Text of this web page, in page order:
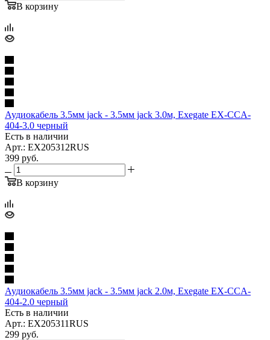
В корзину
Аудиокабель 3.5мм jack - 3.5мм jack 3.0м, Exegate EX-CCA-
404-3.0 черный
Есть в наличии
Арт.: EX205312RUS
399 руб.
В корзину
Аудиокабель 3.5мм jack - 3.5мм jack 2.0м, Exegate EX-CCA-
404-2.0 черный
Есть в наличии
Арт.: EX205311RUS
299 руб.